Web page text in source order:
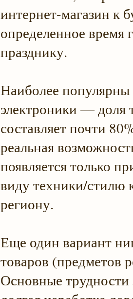
интернет-магазин к
определенное время
празднику.
Наиболее
электроники — доля
составляет почти
реальная
появляется только
виду техники/стилю
региону.
Еще один вариант
товаров (предметов
Основные трудности